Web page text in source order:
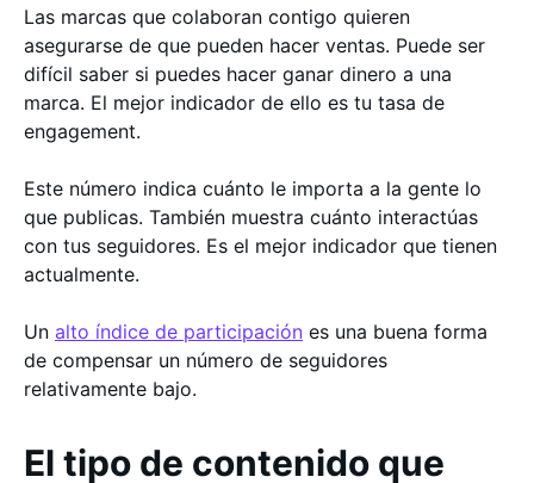
Las marcas que colaboran contigo quieren
asegurarse de que pueden hacer ventas. Puede ser
difícil saber si puedes hacer ganar dinero a una
marca. El mejor indicador de ello es tu tasa de
engagement.
Este número indica cuánto le importa a la gente lo
que publicas. También muestra cuánto interactúas
con tus seguidores. Es el mejor indicador que tienen
actualmente.
Un alto índice de participación es una buena forma
de compensar un número de seguidores
relativamente bajo.
El tipo de contenido que